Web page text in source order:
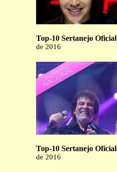
Top-10 Sertanejo Oficial
de 2016
Top-10 Sertanejo Oficial
de 2016